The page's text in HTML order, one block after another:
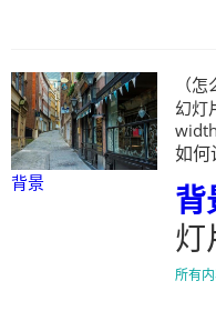
背景
（
幻灯
如何
背
灯
所有